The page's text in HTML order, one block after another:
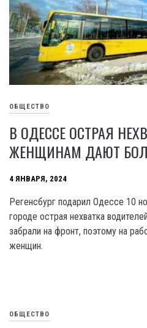
ОБЩЕСТВО
В ОДЕССЕ ОСТРАЯ
ЖЕНЩИНАМ ДАЮТ
4 ЯНВАРЯ, 2024
Регенсбург подарил Одессе 10
городе острая нехватка
забрали на фронт, поэтому на
женщин.
ОБЩЕСТВО